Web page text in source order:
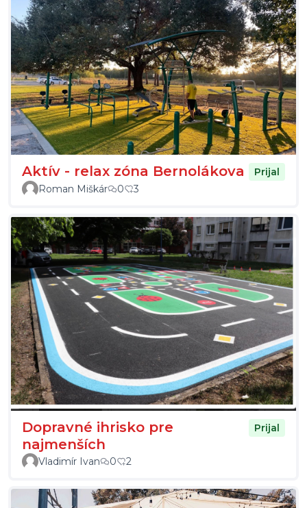
Aktív - relax zóna Bernolákova
Prijal
Roman Miškár
0 3
Dopravné ihrisko pre
najmenších
Prijal
Vladimír Ivan 0 2